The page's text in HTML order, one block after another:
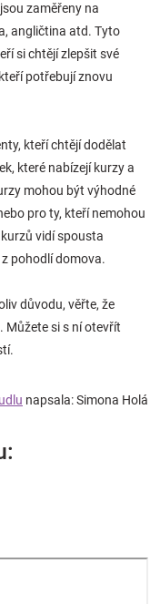
zaměřeny na
angličtina atd. Tyto
si chtějí zlepšit své
potřebují znovu
kteří chtějí dodělat
které nabízejí kurzy a
mohou být výhodné
pro ty, kteří nemohou
vidí spousta
pohodlí domova.
důvodu, věřte, že
si s ní otevřít
napsala: Simona Holá